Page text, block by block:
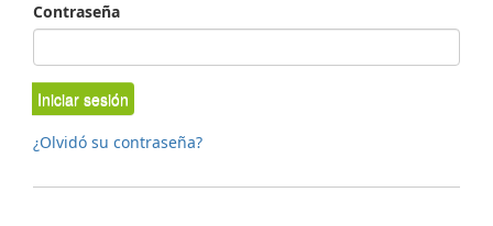
Contraseña
Iniciar sesión
¿Olvidó su contraseña?